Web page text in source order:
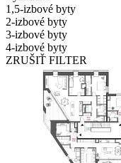
1,5-izbové byty
2-izbové byty
3-izbové byty
4-izbové byty
ZRUŠIŤ FILTER